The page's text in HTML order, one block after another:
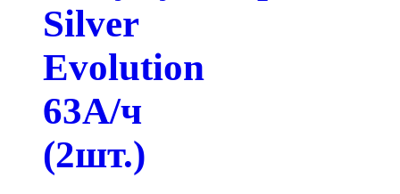
Silver
Evolution
63А/ч
(2шт.)